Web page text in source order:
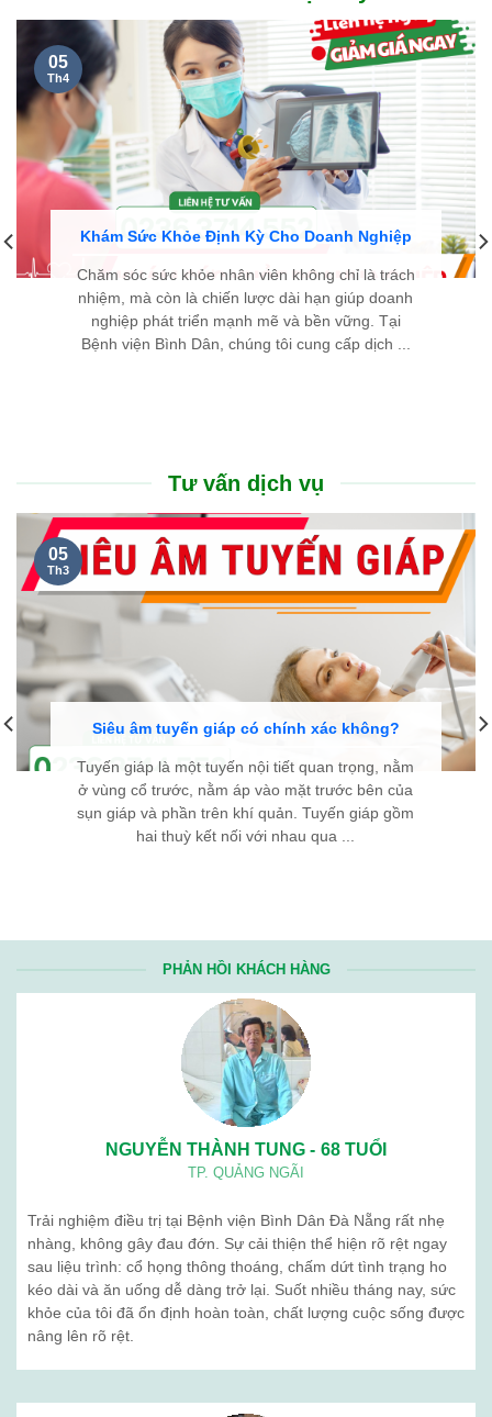
Khám Sức Khỏe Định Kỳ Cho Doanh Nghiệp
Chăm sóc sức khỏe nhân viên không chỉ là trách
nhiệm, mà còn là chiến lược dài hạn giúp doanh
nghiệp phát triển mạnh mẽ và bền vững. Tại
Bệnh viện Bình Dân, chúng tôi cung cấp dịch ...
05
Th4
Tư vấn dịch vụ
Siêu âm tuyến giáp có chính xác không?
Tuyến giáp là một tuyến nội tiết quan trọng, nằm
ở vùng cổ trước, nằm áp vào mặt trước bên của
sụn giáp và phần trên khí quản. Tuyến giáp gồm
hai thuỳ kết nối với nhau qua ...
05
Th3
PHẢN HỒI KHÁCH HÀNG
NGUYỄN THÀNH TUNG - 68 TUỔI
TP. QUẢNG NGÃI
Trải nghiệm điều trị tại Bệnh viện Bình Dân Đà Nẵng rất nhẹ
nhàng, không gây đau đớn. Sự cải thiện thể hiện rõ rệt ngay
sau liệu trình: cổ họng thông thoáng, chấm dứt tình trạng ho
kéo dài và ăn uống dễ dàng trở lại. Suốt nhiều tháng nay, sức
khỏe của tôi đã ổn định hoàn toàn, chất lượng cuộc sống được
nâng lên rõ rệt.